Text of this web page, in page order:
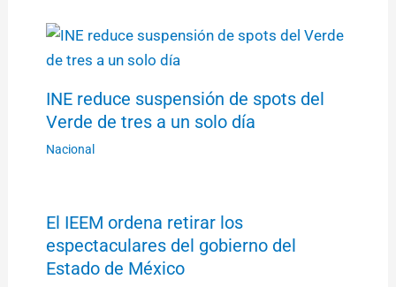
INE reduce suspensión de spots del
Verde de tres a un solo día
Nacional
El IEEM ordena retirar los
espectaculares del gobierno del
Estado de México